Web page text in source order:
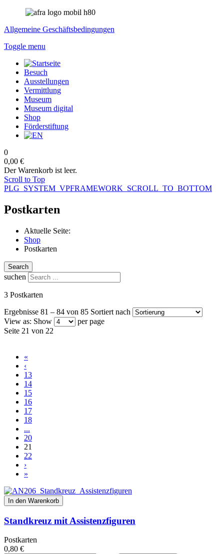
Allgemeine Geschäftsbedingungen
Toggle menu
Besuch
Ausstellungen
Vermittlung
Museum
Museum digital
Shop
Förderstiftung
0
0,00 €
Der Warenkorb ist leer.
Scroll to Top
PLG_SYSTEM_VPFRAMEWORK_SCROLL_TO_BOTTOM
Postkarten
Aktuelle Seite:
Shop
Postkarten
Search
suchen
3 Postkarten
Ergebnisse 81 – 84 von 85 Sortiert nach
View as: Show
per page
Seite 21 von 22
«
‹
13
14
15
16
17
18
...
20
21
22
›
»
In den Warenkorb
Standkreuz mit Assistenzfiguren
Postkarten
0,80 €